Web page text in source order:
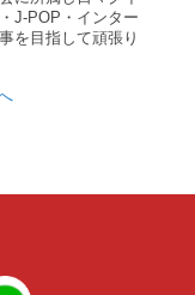
J-POP・インター
を目指して頑張り